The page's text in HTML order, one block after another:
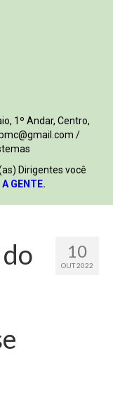
1º Andar, Centro,
/
Dirigentes você
A GENTE.
10
OUT 2022